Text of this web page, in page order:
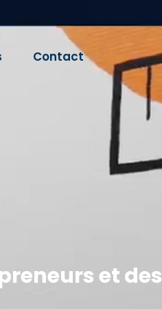
Contact
et des